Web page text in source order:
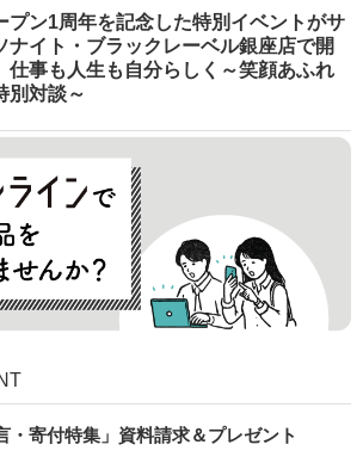
プン1周年を記念した特別イベントがサ
ナイト・ブラックレーベル銀座店で開
事も人生も自分らしく～笑顔あふれ
別対談～
・寄付特集」資料請求＆プレゼント